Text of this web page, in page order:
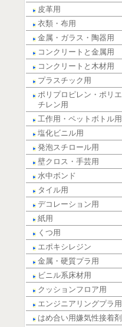
皮革用
衣類・布用
金属・ガラス・陶器用
コンクリートと金属用
コンクリートと木材用
プラスチック用
ポリプロピレン・ポリエ
チレン用
工作用・ペットボトル用
塩化ビニル用
発泡スチロール用
壁クロス・手芸用
水中ボンド
タイル用
デコレーション用
紙用
くつ用
エポキシレジン
金属・硬質プラ用
ビニル系床材用
クッションフロア用
エンジニアリングプラ用
はめ合い用嫌気性接着剤